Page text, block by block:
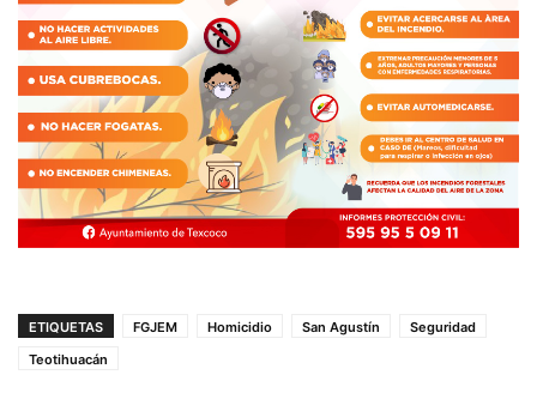
ETIQUETAS FGJEM Homicidio San Agustín
Seguridad
Teotihuacán